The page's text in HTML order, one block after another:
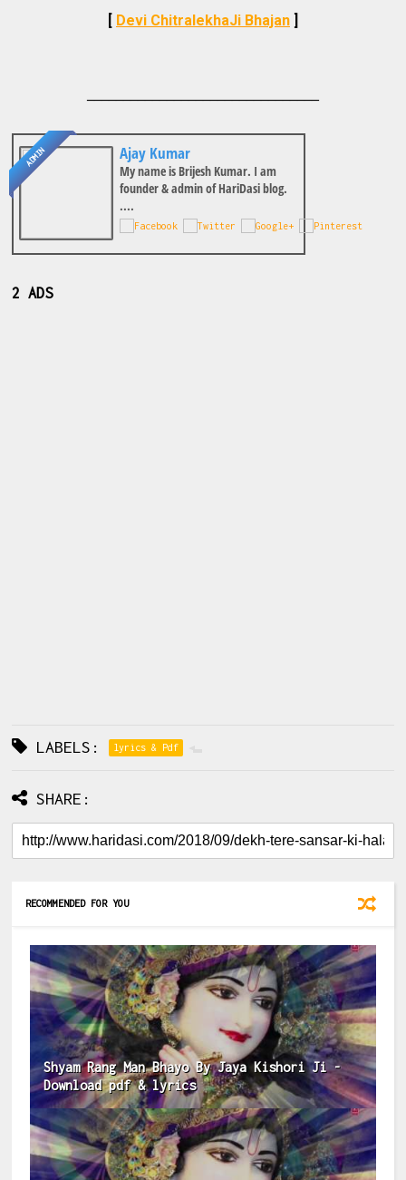
[ Devi ChitralekhaJi Bhajan]
ADMIN Ajay Kumar
My name is Brijesh Kumar. I am
founder & admin of HariDasi blog.
....
2 ADS
LABELS: lyrics & Pdf
SHARE:
RECOMMENDED FOR YOU
Shyam Rang Man Bhayo By Jaya Kishori Ji -
Download pdf & lyrics